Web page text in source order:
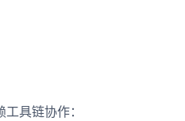
具链协作：